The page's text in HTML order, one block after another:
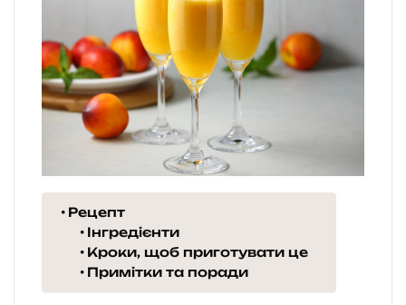
Рецепт
Інгредієнти
Кроки, щоб приготувати це
Примітки та поради